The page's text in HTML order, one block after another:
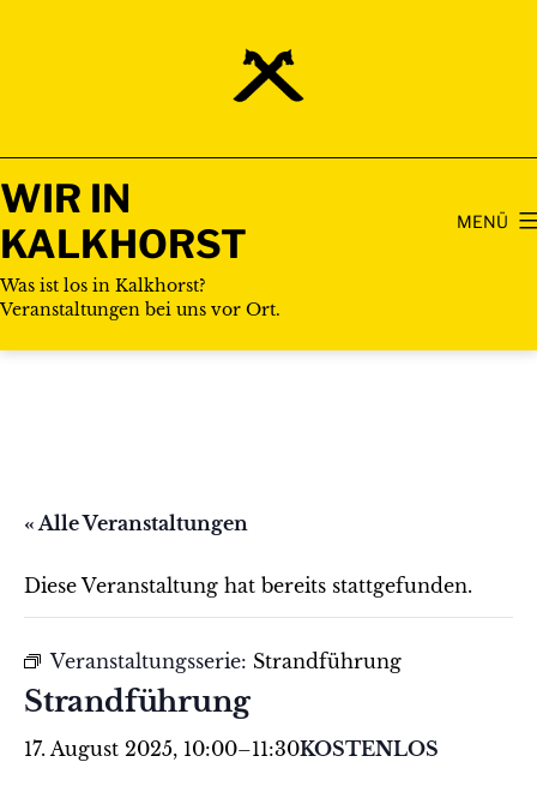
WIR IN
KALKHORST
Was ist los in Kalkhorst?
Veranstaltungen bei uns vor Ort.
MENÜ
« Alle Veranstaltungen
Diese Veranstaltung hat bereits stattgefunden.
Veranstaltungsserie: Strandführung
Strandführung
17. August 2025, 10:00–11:30KOSTENLOS